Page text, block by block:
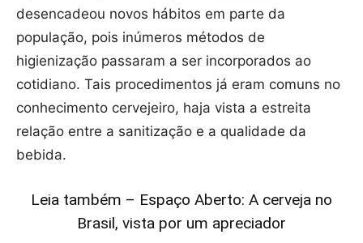
desencadeou novos hábitos em parte da
população, pois inúmeros métodos de
higienização passaram a ser incorporados ao
cotidiano. Tais procedimentos já eram comuns no
conhecimento cervejeiro, haja vista a estreita
relação entre a sanitização e a qualidade da
bebida.
Leia também – Espaço Aberto: A cerveja no
Brasil, vista por um apreciador